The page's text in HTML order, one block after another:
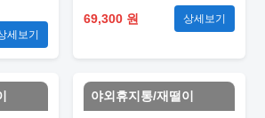
세보기
69,300 원
상세보기
야외휴지통/재떨이